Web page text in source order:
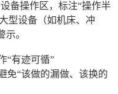
备操作区，标注“操作半
型设备（如机床、冲
。
“有迹可循”
免“该做的漏做、该换的